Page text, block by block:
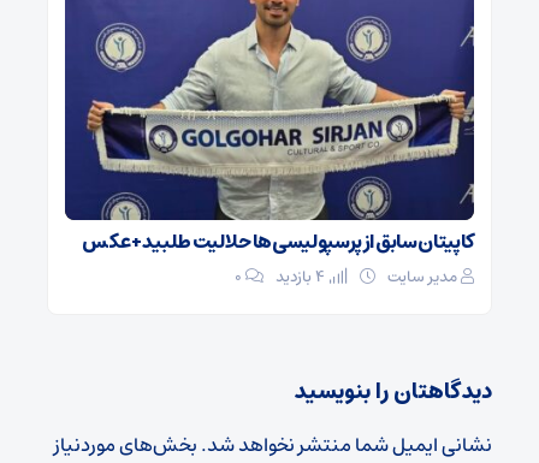
کاپیتان سابق از پرسپولیسی‌ها حلالیت طلبید + عکس
مدیر سایت ۰
دیدگاهتان را بنویسید
نشانی ایمیل شما منتشر نخواهد شد.بخش‌های موردنیاز